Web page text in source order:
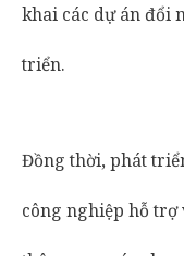
khai các dự án đổi
triển.
Đồng thời, phát
công nghiệp hỗ trợ